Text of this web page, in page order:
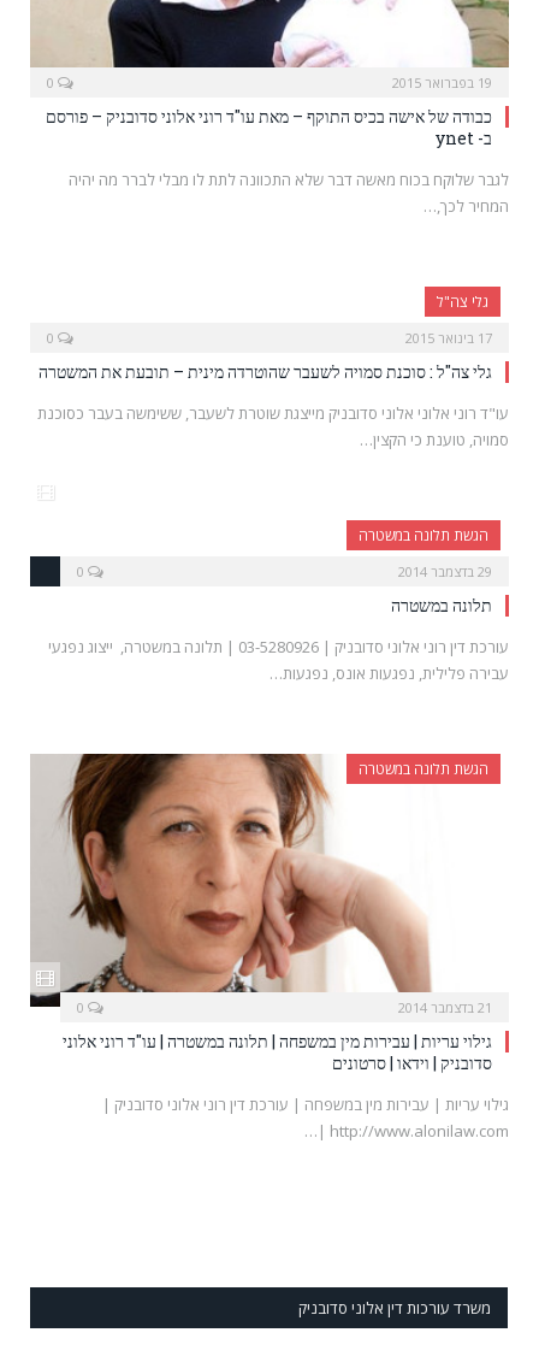
19 בפברואר 2015
כבודה של אישה בכיס התוקף – מאת עו"ד רוני אלוני סדובניק – פורסם
ב- ynet
לגבר שלוקח בכוח מאשה דבר שלא התכוונה לתת לו מבלי לברר מה יהיה
המחיר לכך,…
גלי צה"ל
17 בינואר 2015
גלי צה"ל : סוכנת סמויה לשעבר שהוטרדה מינית – תובעת את המשטרה
עו"ד רוני אלוני אלוני סדובניק מייצגת שוטרת לשעבר, ששימשה בעבר כסוכנת
סמויה, טוענת כי הקצין…
הגשת תלונה במשטרה
29 בדצמבר 2014
תלונה במשטרה
עורכת דין רוני אלוני סדובניק | 03-5280926 | תלונה במשטרה, ייצוג נפגעי
עבירה פלילית, נפגעות אונס, נפגעות…
הגשת תלונה במשטרה
21 בדצמבר 2014
גילוי עריות | עבירות מין במשפחה | תלונה במשטרה | עו"ד רוני אלוני
סדובניק | וידאו | סרטונים
גילוי עריות | עבירות מין במשפחה | עורכת דין רוני אלוני סדובניק |
http://www.alonilaw.com |…
משרד עורכות דין אלוני סדובניק